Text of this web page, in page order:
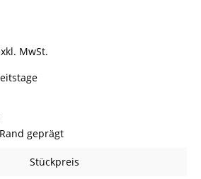
MwSt.
geprägt
Stückpreis